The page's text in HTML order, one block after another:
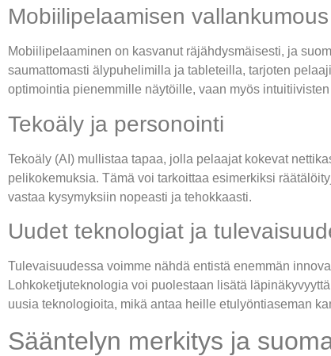
Mobiilipelaamisen vallankumous
Mobiilipelaaminen on kasvanut räjähdysmäisesti, ja
saumattomasti älypuhelimilla ja tableteilla, tarjoten
optimointia pienemmille näytöille, vaan myös
Tekoäly ja personointi
Tekoäly (AI) mullistaa tapaa, jolla pelaajat kokevat
pelikokemuksia. Tämä voi tarkoittaa esimerkiksi
vastaa kysymyksiin nopeasti ja tehokkaasti.
Uudet teknologiat ja
Tulevaisuudessa voimme nähdä entistä enemmän
Lohkoketjuteknologia voi puolestaan lisätä
uusia teknologioita, mikä antaa heille etulyöntiaseman
Sääntelyn merkitys ja